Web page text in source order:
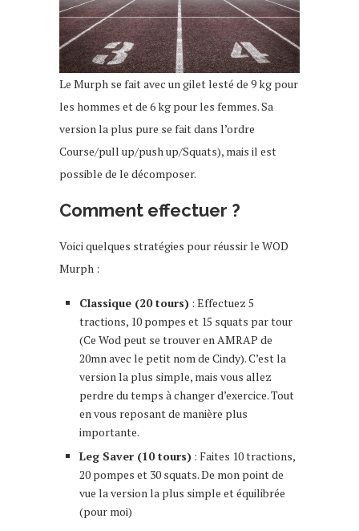
Le Murph se fait avec un gilet lesté de 9 kg pour
les hommes et de 6 kg pour les femmes. Sa
version la plus pure se fait dans l’ordre
Course/pull up/push up/Squats), mais il est
possible de le décomposer.
Comment effectuer ?
Voici quelques stratégies pour réussir le WOD
Murph :
Classique (20 tours) : Effectuez 5
tractions, 10 pompes et 15 squats par tour
(Ce Wod peut se trouver en AMRAP de
20mn avec le petit nom de Cindy). C’est la
version la plus simple, mais vous allez
perdre du temps à changer d’exercice. Tout
en vous reposant de manière plus
importante.
Leg Saver (10 tours) : Faites 10 tractions,
20 pompes et 30 squats. De mon point de
vue la version la plus simple et équilibrée
(pour moi)